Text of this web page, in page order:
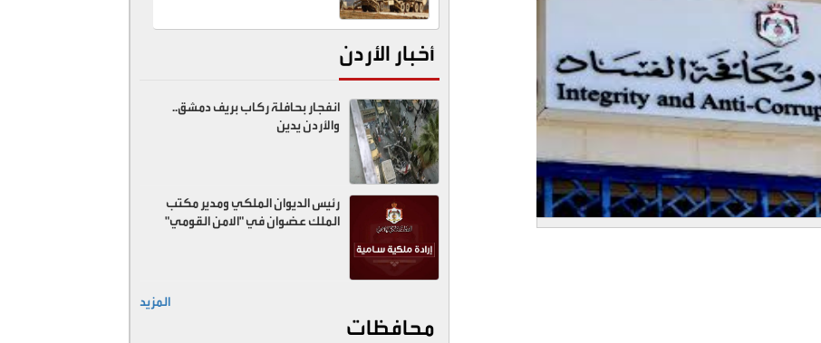
أخبار الأردن
انفجار بحافلة ركاب بريف دمشق..
والأردن يدين
رئيس الديوان الملكي ومدير مكتب
الملك عضوان في "الامن القومي"
المزيد
محافظات